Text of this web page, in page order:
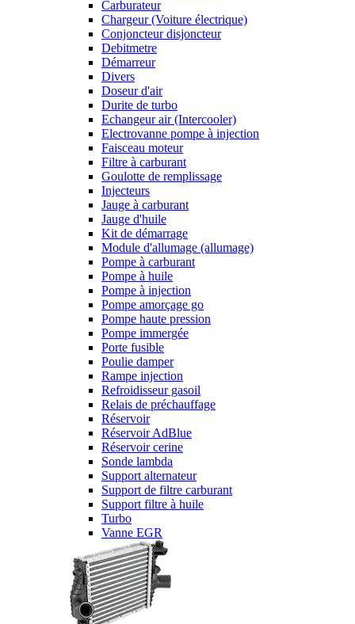
Carburateur
Chargeur (Voiture électrique)
Conjoncteur disjoncteur
Debitmetre
Démarreur
Divers
Doseur d'air
Durite de turbo
Echangeur air (Intercooler)
Electrovanne pompe à injection
Faisceau moteur
Filtre à carburant
Goulotte de remplissage
Injecteurs
Jauge à carburant
Jauge d'huile
Kit de démarrage
Module d'allumage (allumage)
Pompe à carburant
Pompe à huile
Pompe à injection
Pompe amorçage go
Pompe haute pression
Pompe immergée
Porte fusible
Poulie damper
Rampe injection
Refroidisseur gasoil
Relais de préchauffage
Réservoir
Réservoir AdBlue
Réservoir cerine
Sonde lambda
Support alternateur
Support de filtre carburant
Support filtre à huile
Turbo
Vanne EGR